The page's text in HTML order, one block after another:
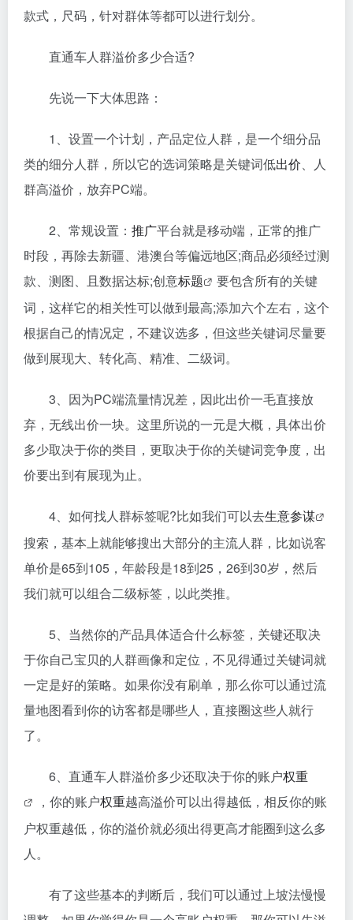
款式，尺码，针对群体等都可以进行划分。
直通车人群溢价多少合适?
先说一下大体思路：
1、设置一个计划，产品定位人群，是一个细分品
类的细分人群，所以它的选词策略是关键词低出价、人
群高溢价，放弃PC端。
2、常规设置： 推广平台就是移动端，正常的推广
时段，再除去新疆、港澳台等偏远地区;商品必须经过测
款、测图、且数据达标;创意标题
要包含所有的关键
词，这样它的相关性可以做到最高;添加六个左右，这个
根据自己的情况定，不建议选多，但这些关键词尽量要
做到展现大、转化高、精准、二级词。
3、因为PC端流量情况差，因此出价一毛直接放
弃，无线出价一块。这里所说的一元是大概，具体出价
多少取决于你的类目，更取决于你的关键词竞争度，出
价要出到有展现为止。
4、如何找人群标签呢?比如我们可以去生意参谋
搜索，基本上就能够搜出大部分的主流人群，比如说客
单价是65到105，年龄段是18到25，26到30岁，然后
我们就可以组合二级标签，以此类推。
5、当然你的产品具体适合什么标签，关键还取决
于你自己宝贝的人群画像和定位，不见得通过关键词就
一定是好的策略。如果你没有刷单，那么你可以通过流
量地图看到你的访客都是哪些人，直接圈这些人就行
了。
6、直通车人群溢价多少还取决于你的账户权重
，你的账户权重越高溢价可以出得越低，相反你的账
户权重越低，你的溢价就必须出得更高才能圈到这么多
人。
有了这些基本的判断后，我们可以通过上坡法慢慢